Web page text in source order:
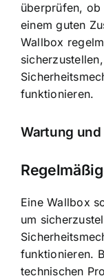
überprüfen,
einem guten
Wallbox
funktionieren.
Wartung und
Eine Wallbox
um
funktionieren.
technischen